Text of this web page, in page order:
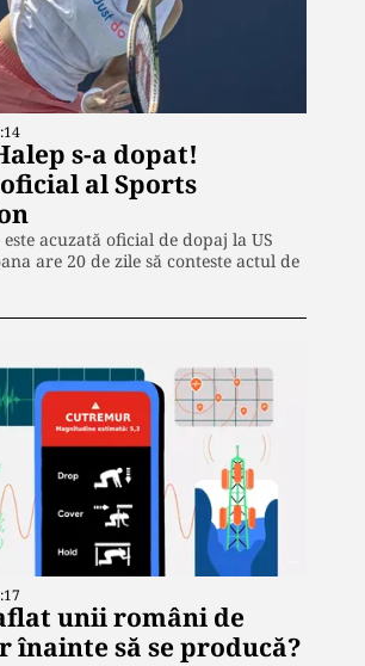
s-a dopat!
al Sports
acuzată oficial de dopaj la US
are 20 de zile să conteste actul de
unii români de
înainte să se producă?